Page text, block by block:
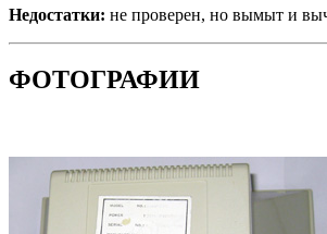
Недостатки: не проверен, но вымыт и
ФОТОГРАФИИ